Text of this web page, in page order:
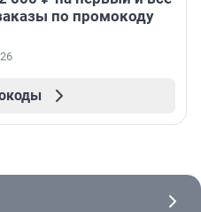
по промокоду